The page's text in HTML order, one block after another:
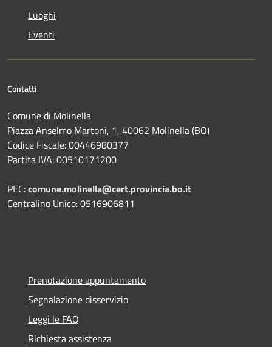
Luoghi
Eventi
Contatti
Comune di Molinella
Piazza Anselmo Martoni, 1, 40062 Molinella (BO)
Codice Fiscale: 00446980377
Partita IVA: 00510171200
PEC:comune.molinella@cert.provincia.bo.it
Centralino Unico: 0516906811
Prenotazione appuntamento
Segnalazione disservizio
Leggi le FAQ
Richiesta assistenza